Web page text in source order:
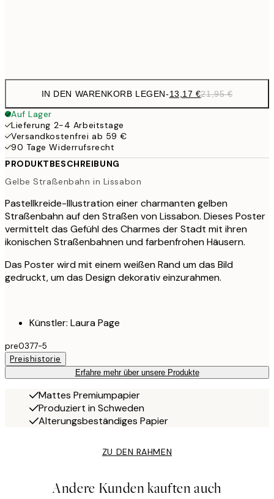
IN DEN WARENKORB LEGEN-13,17 €21,95 €
Auf Lager
Lieferung 2-4 Arbeitstage
Versandkostenfrei ab 59 €
90 Tage Widerrufsrecht
PRODUKTBESCHREIBUNG
Gelbe Straßenbahn in Lissabon
Pastellkreide-Illustration einer charmanten gelben
Straßenbahn auf den Straßen von Lissabon. Dieses Poster
vermittelt das Gefühl des Charmes der Stadt mit ihren
ikonischen Straßenbahnen und farbenfrohen Häusern.
Das Poster wird mit einem weißen Rand um das Bild
gedruckt, um das Design dekorativ einzurahmen.
Künstler: Laura Page
pre0377-5
Preishistorie
Erfahre mehr über unsere Produkte
Mattes Premiumpapier
Produziert in Schweden
Alterungsbeständiges Papier
ZU DEN RAHMEN
Andere Kunden kauften auch